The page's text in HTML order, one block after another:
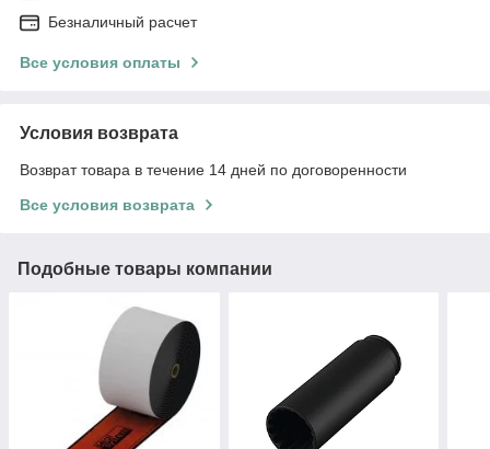
Безналичный расчет
Все условия оплаты
Условия возврата
Возврат товара в течение 14 дней по договоренности
Все условия возврата
Подобные товары компании